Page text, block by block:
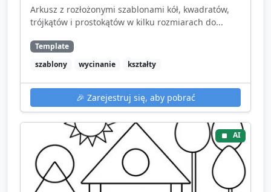
Arkusz z rozłożonymi szablonami kół, kwadratów,
trójkątów i prostokątów w kilku rozmiarach do...
Template
szablony
wycinanie kształty
🎉 Zarejestruj się, aby pobrać
AI